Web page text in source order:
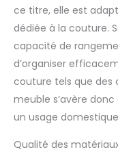
ce titre, elle est
dédiée à la couture.
capacité de
d’organiser
couture tels que des
meuble s’avère
un usage
Qualité des